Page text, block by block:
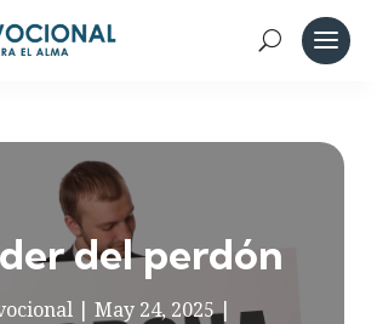
del perdón
|May 24, 2025|